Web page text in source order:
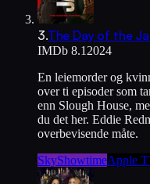
3.The Day of the
IMDb 8.1 2024
En leiemorder og
over ti episoder som
enn Slough House,
du det her. Eddie
overbevisende måte.
SkyShowtimeApple